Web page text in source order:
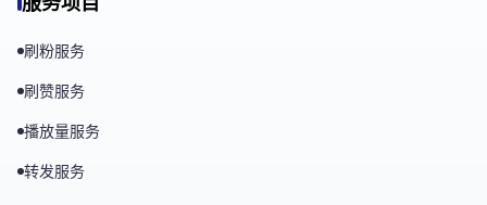
刷粉服务
刷赞服务
播放量服务
转发服务